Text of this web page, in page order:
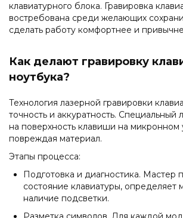
клавиатурного блока. Гравировка
востребована среди желающих
сделать работу комфортнее и
Как делают гравировку
ноутбука?
Технология лазерной гравировки
точность и аккуратность. Специальный
на поверхность клавиши на микронном
повреждая материал.
Этапы процесса:
Подготовка и диагностика. Мастер
состояние клавиатуры, определяет
наличие подсветки.